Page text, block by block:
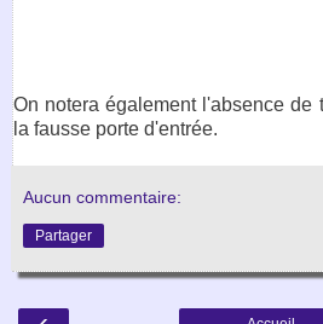
On notera également l'absence de
la fausse porte d'entrée.
Aucun commentaire:
Partager